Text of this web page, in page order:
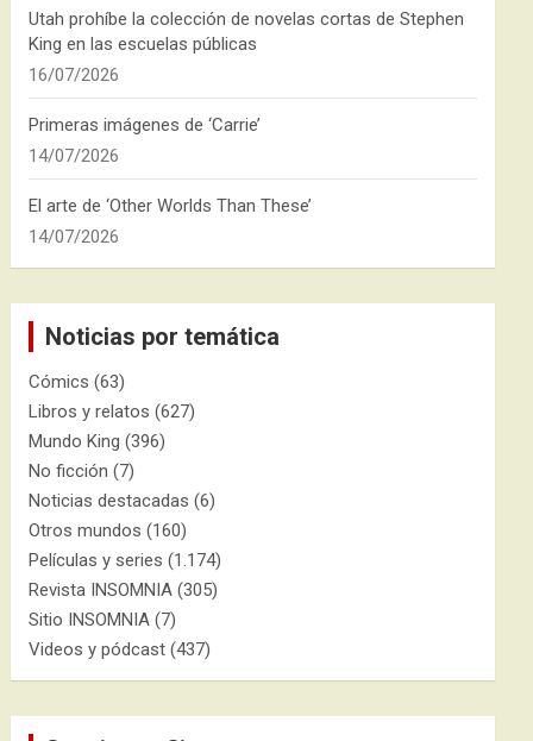
Utah prohíbe la colección de novelas cortas de Stephen
King en las escuelas públicas
16/07/2026
Primeras imágenes de ‘Carrie’
14/07/2026
El arte de ‘Other Worlds Than These’
14/07/2026
Noticias por temática
Cómics (63)
Libros y relatos (627)
Mundo King (396)
No ficción (7)
Noticias destacadas (6)
Otros mundos (160)
Películas y series (1.174)
Revista INSOMNIA (305)
Sitio INSOMNIA (7)
Videos y pódcast (437)